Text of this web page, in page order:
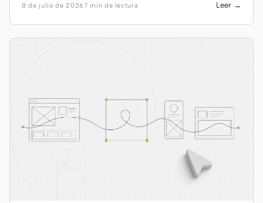
8 de julio de 20267 min de lectura Leer →